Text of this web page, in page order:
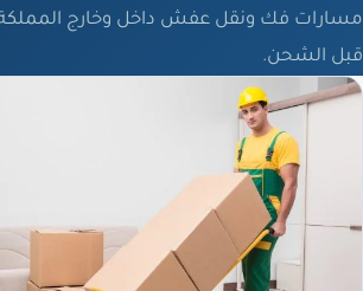
مسارات فك ونقل عفش داخل وخارج
قبل الشحن.